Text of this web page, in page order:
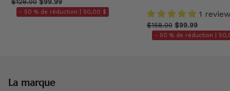
$128.00 $99.99
- 50 % de réduction | 50,00 $ 1 review
$158.00 $99.99
- 50 % de réduction |
La marque